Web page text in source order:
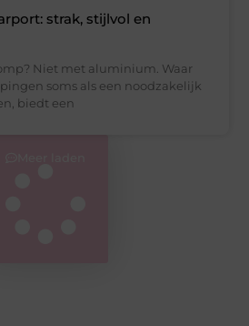
strak, stijlvol en
Niet met aluminium. Waar
soms als een noodzakelijk
biedt een